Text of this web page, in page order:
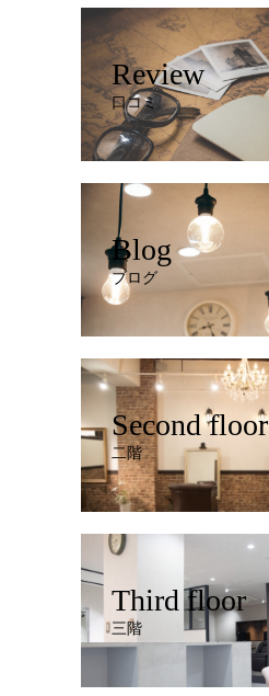
Review
口コミ
Blog
ブログ
Second floor
二階
Third floor
三階